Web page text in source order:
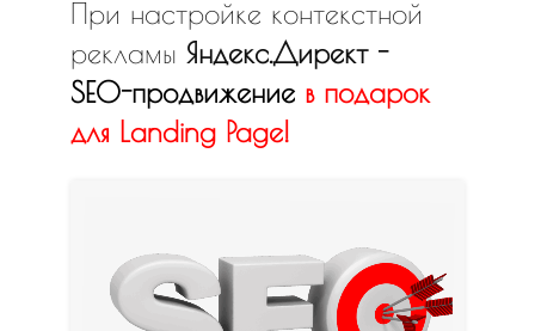
При настройке контекстной
рекламы Яндекс.Директ -
SEO-продвижение в подарок
для Landing Page!